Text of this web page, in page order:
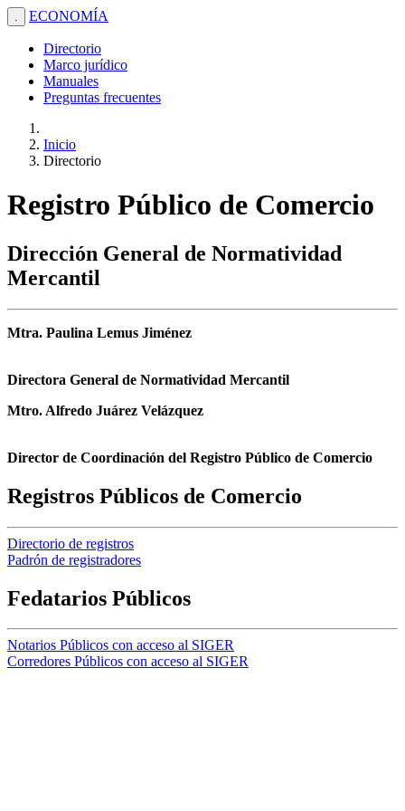
. ECONOMÍA
Directorio
Marco jurídico
Manuales
Preguntas frecuentes
Inicio
Directorio
Registro Público de Comercio
Dirección General de Normatividad
Mercantil
Mtra. Paulina Lemus Jiménez
Directora General de Normatividad Mercantil
Mtro. Alfredo Juárez Velázquez
Director de Coordinación del Registro Público de Comercio
Registros Públicos de Comercio
Directorio de registros
Padrón de registradores
Fedatarios Públicos
Notarios Públicos con acceso al SIGER
Corredores Públicos con acceso al SIGER